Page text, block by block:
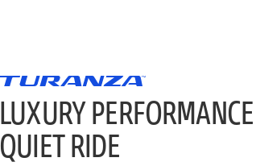
LUXURY
QUIET RIDE